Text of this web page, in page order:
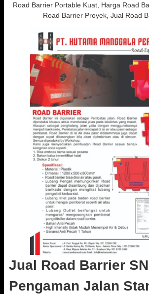
Road Barrier Portable Kuat, Harga Road
Road Barrier Proyek, Jual Road
Jual Road Barrier
Pengaman Jalan